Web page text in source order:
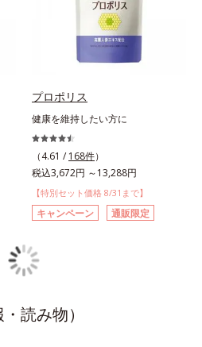
プロポリス
健康を維持したい方に
（4.61 / 168件）
税込3,672円 ～13,288円
【特別セット価格 8/31まで】
キャンペーン 通販限定
読み物）